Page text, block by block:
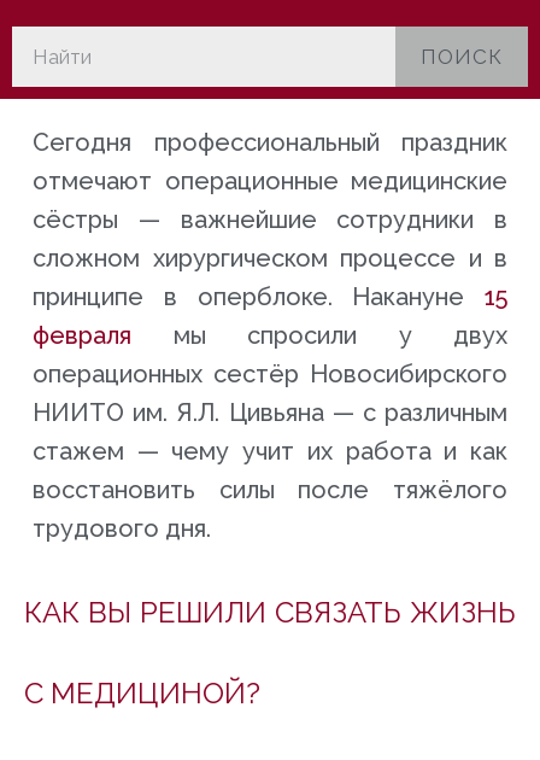
ПОИСК
Сегодня профессиональный праздник
отмечают операционные медицинские
сёстры — важнейшие сотрудники в
сложном хирургическом процессе и в
принципе в оперблоке. Накануне 15
февраля мы спросили у двух
операционных сестёр Новосибирского
НИИТО им. Я.Л. Цивьяна — с различным
стажем — чему учит их работа и как
восстановить силы после тяжёлого
трудового дня.
КАК ВЫ РЕШИЛИ СВЯЗАТЬ ЖИЗНЬ
С МЕДИЦИНОЙ?